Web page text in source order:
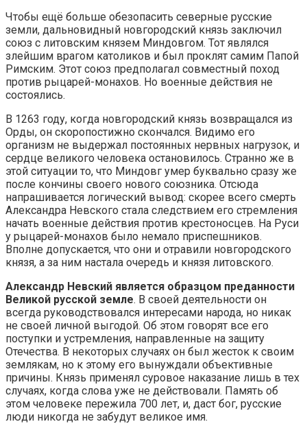
Чтобы ещё больше обезопасить северные русские
земли, дальновидный новгородский князь заключил
союз с литовским князем Миндовгом. Тот являлся
злейшим врагом католиков и был проклят самим Папой
Римским. Этот союз предполагал совместный поход
против рыцарей-монахов. Но военные действия не
состоялись.
В 1263 году, когда новгородский князь возвращался из
Орды, он скоропостижно скончался. Видимо его
организм не выдержал постоянных нервных нагрузок, и
сердце великого человека остановилось. Странно же в
этой ситуации то, что Миндовг умер буквально сразу же
после кончины своего нового союзника. Отсюда
напрашивается логический вывод: скорее всего смерть
Александра Невского стала следствием его стремления
начать военные действия против крестоносцев. На Руси
у рыцарей-монахов было немало приспешников.
Вполне допускается, что они и отравили новгородского
князя, а за ним настала очередь и князя литовского.
Александр Невский является образцом преданности
Великой русской земле. В своей деятельности он
всегда руководствовался интересами народа, но никак
не своей личной выгодой. Об этом говорят все его
поступки и устремления, направленные на защиту
Отечества. В некоторых случаях он был жесток к своим
землякам, но к этому его вынуждали объективные
причины. Князь применял суровое наказание лишь в тех
случаях, когда слова уже не действовали. Память об
этом человеке пережила 700 лет, и, даст бог, русские
люди никогда не забудут великое имя.